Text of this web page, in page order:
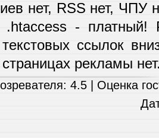
нет, RSS нет, ЧПУ
- платный!
ссылок
рекламы
4.5 | Оценка